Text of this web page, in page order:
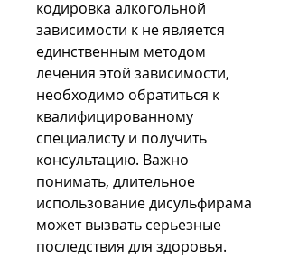
кодировка алкогольной
зависимости к не является
единственным методом
лечения этой зависимости,
необходимо обратиться к
квалифицированному
специалисту и получить
консультацию. Важно
понимать, длительное
использование дисульфирама
может вызвать серьезные
последствия для здоровья.